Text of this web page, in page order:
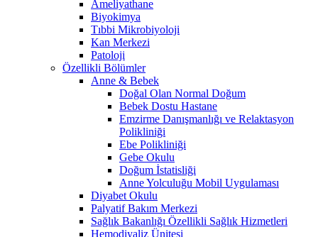
Ameliyathane
Biyokimya
Tıbbi Mikrobiyoloji
Kan Merkezi
Patoloji
Özellikli Bölümler
Anne & Bebek
Doğal Olan Normal Doğum
Bebek Dostu Hastane
Emzirme Danışmanlığı ve Relaktasyon
Polikliniği
Ebe Polikliniği
Gebe Okulu
Doğum İstatisliği
Anne Yolculuğu Mobil Uygulaması
Diyabet Okulu
Palyatif Bakım Merkezi
Sağlık Bakanlığı Özellikli Sağlık Hizmetleri
Hemodiyaliz Ünitesi